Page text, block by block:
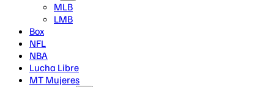
MLB
LMB
Box
NFL
NBA
Lucha Libre
MT Mujeres